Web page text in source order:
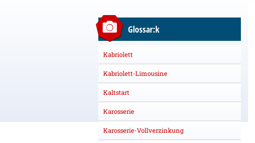
Glossar:k
Kabriolett
Kabriolett-Limousine
Kaltstart
Karosserie
Karosserie-Vollverzinkung